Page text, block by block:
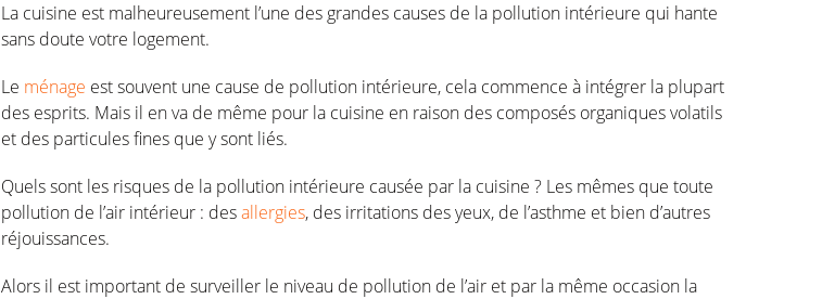
La cuisine est malheureusement l’une des grandes causes de la pollution intérieure qui hante
sans doute votre logement.
Le ménage est souvent une cause de pollution intérieure, cela commence à intégrer la plupart
des esprits. Mais il en va de même pour la cuisine en raison des composés organiques volatils
et des particules fines que y sont liés.
Quels sont les risques de la pollution intérieure causée par la cuisine ? Les mêmes que toute
pollution de l’air intérieur : desallergies, des irritations des yeux, de l’asthme et bien d’autres
réjouissances.
Alors il est important de surveiller le niveau de pollution de l’air et par la même occasion la